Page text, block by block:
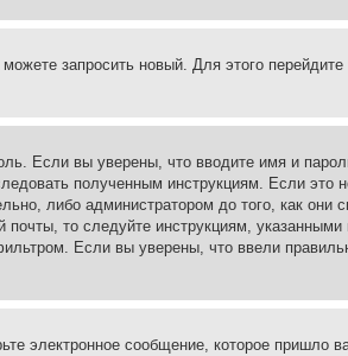
запросить новый. Для этого
Если вы уверены, что вводите имя и
полученным инструкциям. Если это
либо администратором до того, как
почты, то следуйте инструкциям,
Если вы уверены, что ввели
электронное сообщение, которое пришло